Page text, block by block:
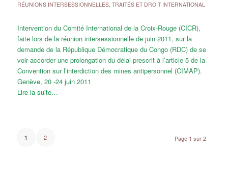
RÉUNIONS INTERSESSIONNELLES, TRAITÉS ET DROIT INTERNATIONAL
Intervention du Comité International de la Croix-Rouge (CICR),
faite lors de la réunion intersessionnelle de juin 2011, sur la
demande de la République Démocratique du Congo (RDC) de se
voir accorder une prolongation du délai prescrit à l’article 5 de la
Convention sur l’interdiction des mines antipersonnel (CIMAP).
Genève, 20 -24 juin 2011
Lire la suite…
Page 1 sur 2
1 2